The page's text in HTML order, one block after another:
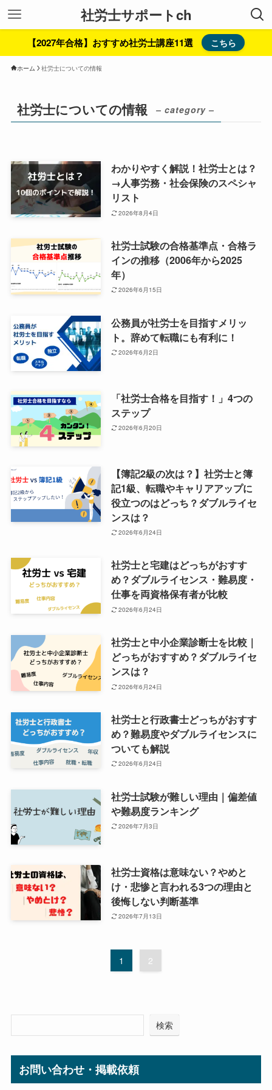
社労士サポートch
【2027年合格】おすすめ社労士講座11選 こちら
ホーム 社労士についての情報
社労士についての情報 – category –
わかりやすく解説！社労士とは？
→人事労務・社会保険のスペシャ
リスト
2026年8月4日
社労士試験の合格基準点・合格ラ
インの推移（2006年から2025
年）
2026年6月15日
公務員が社労士を目指すメリッ
ト。辞めて転職にも有利に！
2026年6月2日
「社労士合格を目指す！」4つの
ステップ
2026年6月20日
【簿記2級の次は？】社労士と簿
記1級、転職やキャリアアップに
役立つのはどっち？ダブルライセ
ンスは？
2026年6月24日
社労士と宅建はどっちがおすす
め？ダブルライセンス・難易度・
仕事を両資格保有者が比較
2026年6月24日
社労士と中小企業診断士を比較｜
どっちがおすすめ？ダブルライセ
ンスは？
2026年6月24日
社労士と行政書士どっちがおすす
め？難易度やダブルライセンスに
ついても解説
2026年6月24日
社労士試験が難しい理由｜偏差値
や難易度ランキング
2026年7月3日
社労士資格は意味ない？やめと
け・悲惨と言われる3つの理由と
後悔しない判断基準
2026年7月13日
1 2
検索
お問い合わせ・掲載依頼